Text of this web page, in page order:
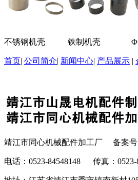
不锈钢机壳 铁制机壳
首页| 公司简介| 新闻中心| 产品展示 |
靖江市同心机械配件加工厂 备案号
电话：0523-84548148 传真：